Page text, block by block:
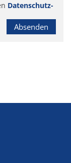
Datenschutz-
Absenden